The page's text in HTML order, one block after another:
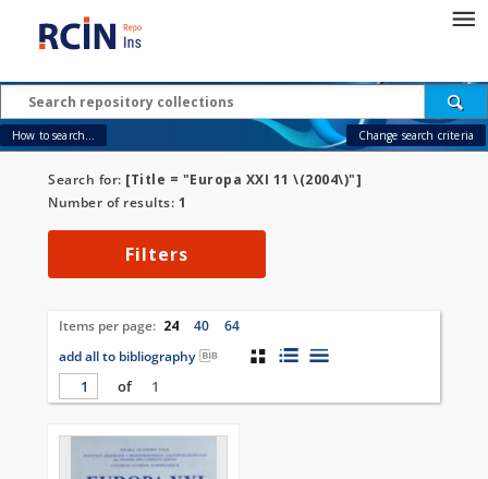
How to search... Change search criteria
Search for: [Title = "Europa XXI 11 \(2004\)"]
Number of results: 1
Filters
Items per page: 24 40
64
add all to bibliography
of
1